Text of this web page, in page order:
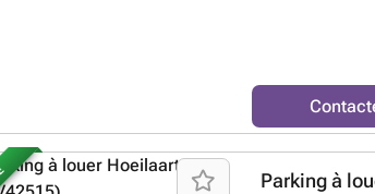
réserver
Parking à